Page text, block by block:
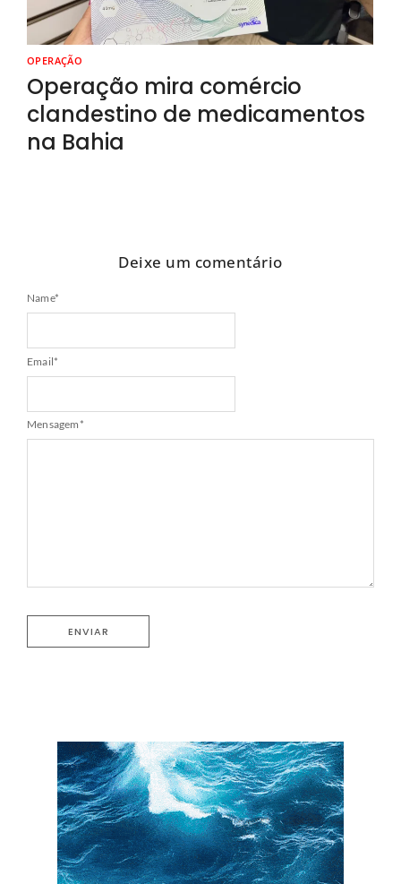
OPERAÇÃO
Operação mira comércio
clandestino de medicamentos
na Bahia
Deixe um comentário
Name*
Email*